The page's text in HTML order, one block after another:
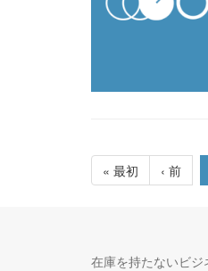
« 最初 ‹ 前
在庫を持たないビジ